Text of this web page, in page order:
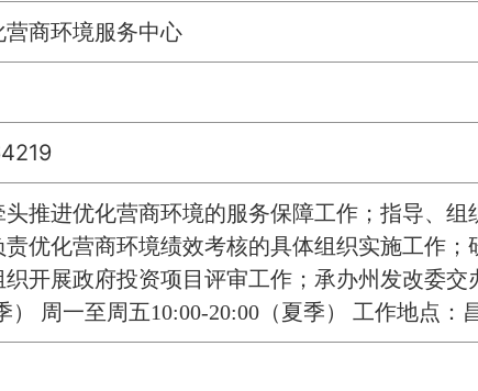
营商环境服务中心
头推进优化营商环境的服务保障工作；指导、
责优化营商环境绩效考核的具体组织实施工作
开展政府投资项目评审工作；承办州发改委
） 周一至周五10:00-20:00（夏季） 工作地点：